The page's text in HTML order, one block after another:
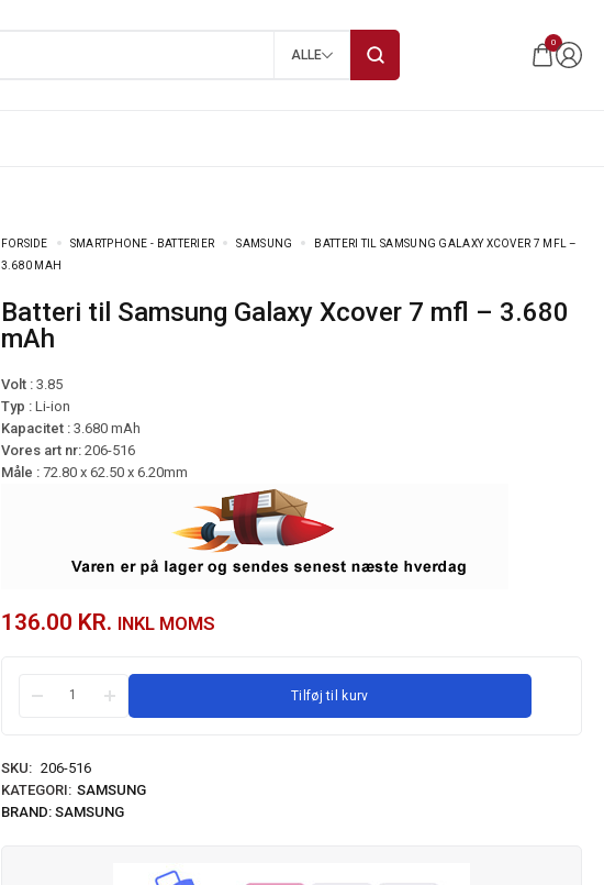
ALLE
0
FORSIDE SMARTPHONE - BATTERIER SAMSUNG
BATTERI TIL SAMSUNG GALAXY XCOVER 7 MFL –
3.680 MAH
Batteri til Samsung Galaxy Xcover 7 mfl – 3.680
mAh
Volt :3.85
Typ : Li-ion
Kapacitet : 3.680 mAh
Vores art nr: 206-516
Måle : 72.80 x 62.50 x 6.20mm
136.00 KR. INKL MOMS
Tilføj til kurv
SKU: 206-516
KATEGORI: SAMSUNG
BRAND: SAMSUNG